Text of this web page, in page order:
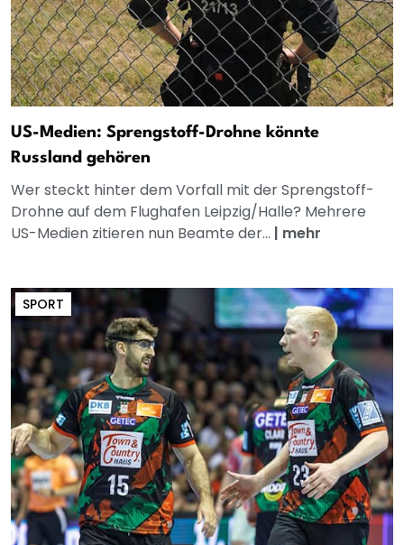
US-Medien: Sprengstoff-Drohne könnte
Russland gehören
Wer steckt hinter dem Vorfall mit der Sprengstoff-
Drohne auf dem Flughafen Leipzig/Halle? Mehrere
US-Medien zitieren nun Beamte der... | mehr
SPORT